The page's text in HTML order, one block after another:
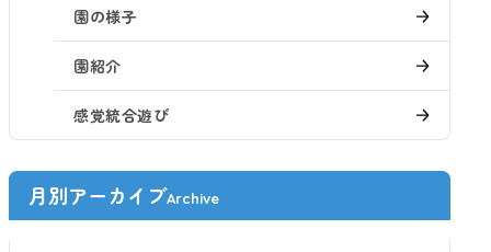
園の様子
園紹介
感覚統合遊び
月別アーカイブArchive